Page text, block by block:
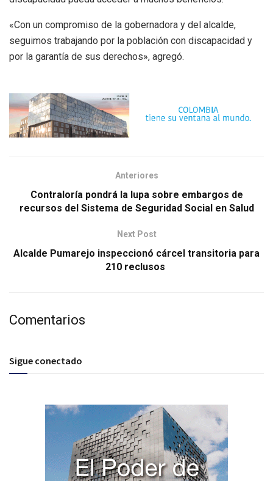
«Con un compromiso de la gobernadora y del alcalde,
seguimos trabajando por la población con discapacidad y
por la garantía de sus derechos», agregó.
Anteriores
Contraloría pondrá la lupa sobre embargos de
recursos del Sistema de Seguridad Social en Salud
Next Post
Alcalde Pumarejo inspeccionó cárcel transitoria para
210 reclusos
Comentarios
Sigue conectado